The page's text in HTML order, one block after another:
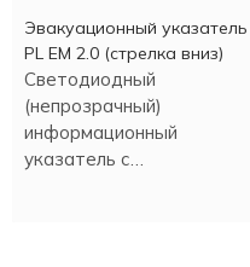
Эвакуационный указатель
PL EM 2.0 (стрелка вниз)
Светодиодный
(непрозрачный)
информационный
указатель с